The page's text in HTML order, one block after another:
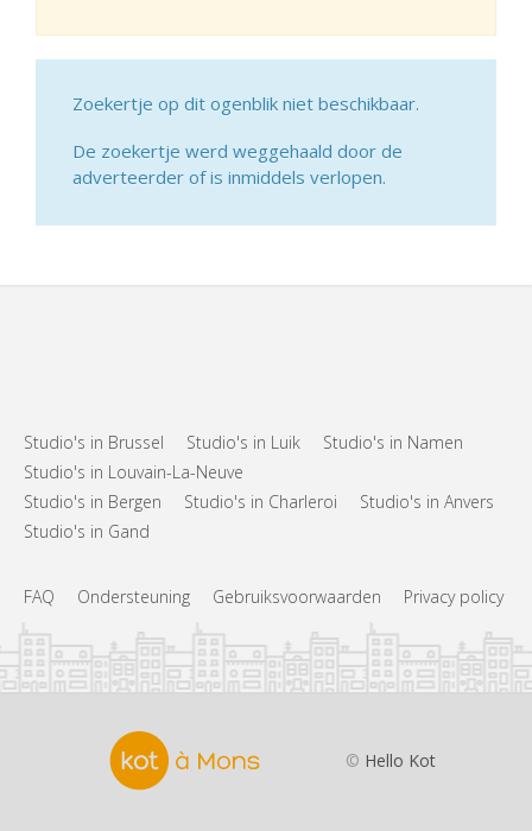
Zoekertje op dit ogenblik niet beschikbaar.
De zoekertje werd weggehaald door de
adverteerder of is inmiddels verlopen.
Studio's in Brussel Studio's in Luik
Studio's in Namen
Studio's in Louvain-La-Neuve
Studio's in Bergen
Studio's in Charleroi
Studio's in Anvers
Studio's in Gand
FAQ Ondersteuning Gebruiksvoorwaarden Privacy policy
© Hello Kot